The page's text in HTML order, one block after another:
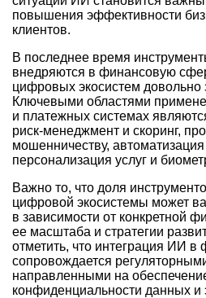
повышения эффективности
клиентов.
В последнее время
внедряются в финансовую
цифровых экосистем довольно
Ключевыми областями
и платежных системах
риск-менеджмент и скоринг,
мошенничеству,
персонализация услуг и
Важно то, что доля
цифровой экосистемы может
в зависимости от конкретной
ее масштаба и стратегии
отметить, что интеграция ИИ в
сопровождается
направленными на
конфиденциальности данных и